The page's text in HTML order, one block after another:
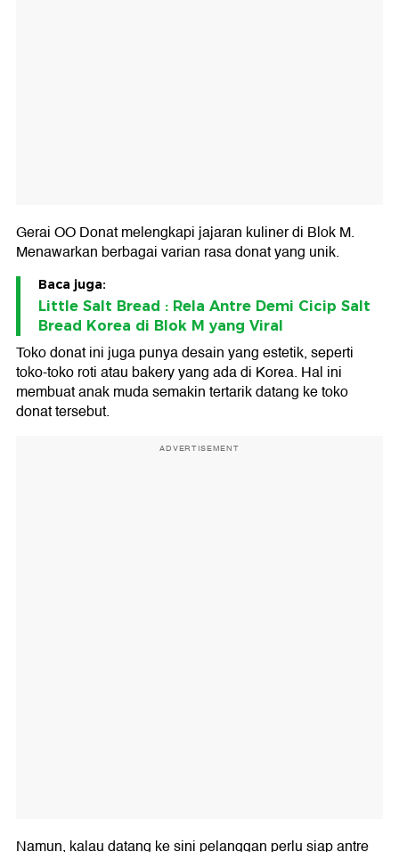
Gerai OO Donat melengkapi jajaran kuliner di Blok M.
Menawarkan berbagai varian rasa donat yang unik.
Baca juga:
Little Salt Bread : Rela Antre Demi Cicip Salt
Bread Korea di Blok M yang Viral
Toko donat ini juga punya desain yang estetik, seperti
toko-toko roti atau bakery yang ada di Korea. Hal ini
membuat anak muda semakin tertarik datang ke toko
donat tersebut.
ADVERTISEMENT
Namun, kalau datang ke sini pelanggan perlu siap antre